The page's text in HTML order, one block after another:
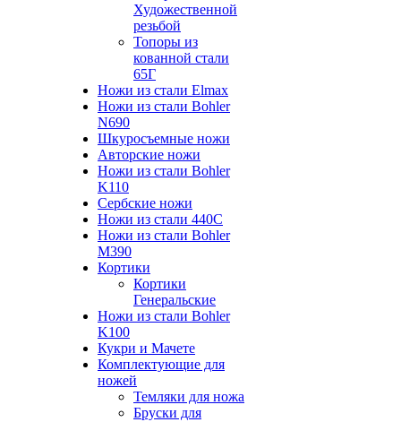
Художественной
резьбой
Топоры из
кованной стали
65Г
Ножи из стали Elmax
Ножи из стали Bohler
N690
Шкуросъемные ножи
Авторские ножи
Ножи из стали Bohler
K110
Сербские ножи
Ножи из стали 440С
Ножи из стали Bohler
M390
Кортики
Кортики
Генеральские
Ножи из стали Bohler
K100
Кукри и Мачете
Комплектующие для
ножей
Темляки для ножа
Бруски для